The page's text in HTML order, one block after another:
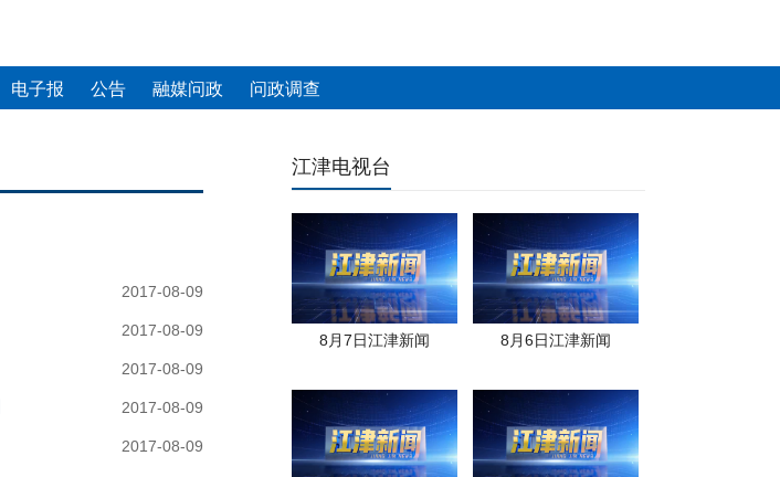
电子报 公告 融媒问政 问政调查
2017-08-09
2017-08-09
2017-08-09
2017-08-09
2017-08-09
江津电视台
8月7日江津新闻 8月6日江津新闻